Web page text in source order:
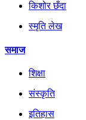
किशोर छँदा
स्मृति लेख
समाज
शिक्षा
संस्कृति
इतिहास